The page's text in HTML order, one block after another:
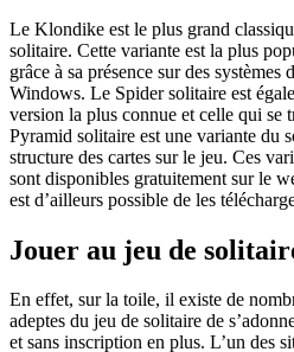
Le Klondike est le plus grand
solitaire. Cette variante est la plus
grâce à sa présence sur des
Windows. Le Spider solitaire est
version la plus connue et celle qui se
Pyramid solitaire est une variante du
structure des cartes sur le jeu. Ces
sont disponibles gratuitement sur le
est d’ailleurs possible de les
Jouer au jeu de
En effet, sur la toile, il existe de
adeptes du jeu de solitaire de
et sans inscription en plus. L’un des